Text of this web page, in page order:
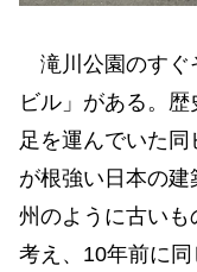
滝川公園のすぐ
ビル」がある。
足を運んでいた同
が根強い日本の
州のように古いも
考え、10年前に同